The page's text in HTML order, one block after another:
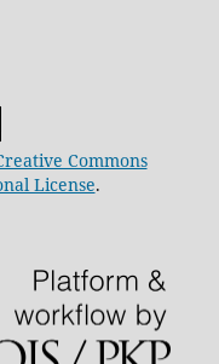
Commons
License.